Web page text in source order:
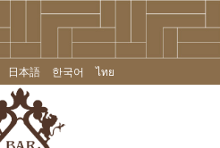
日本語 한국어 ไทย